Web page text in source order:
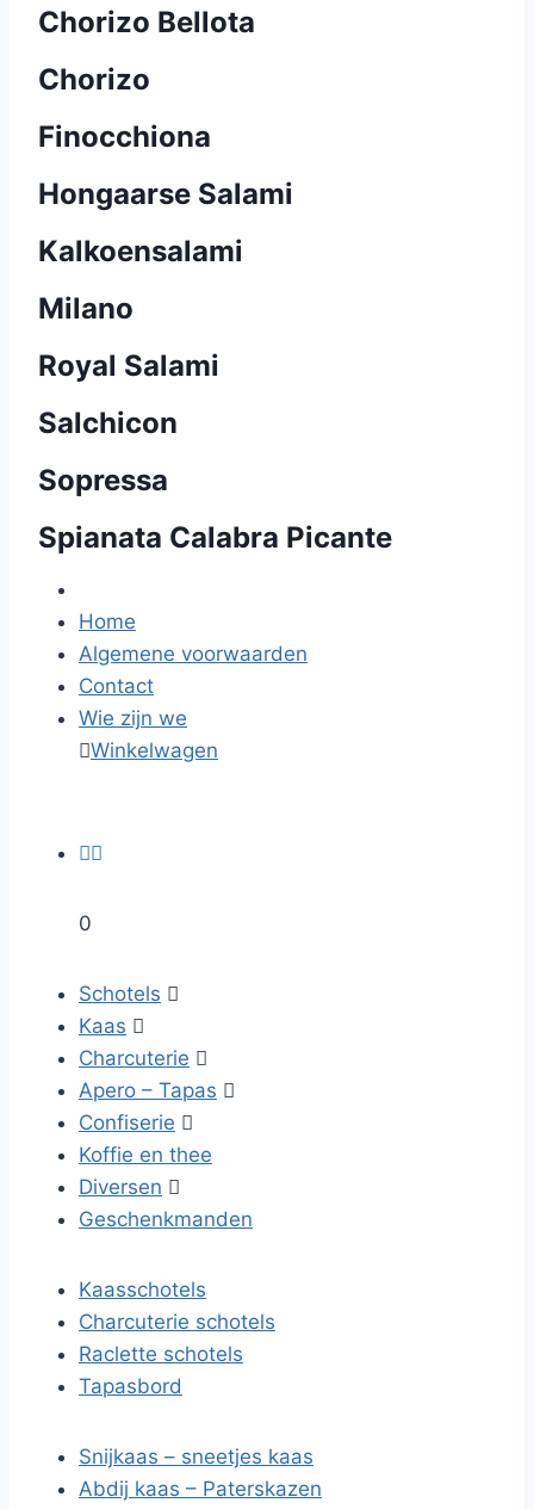
Chorizo Bellota
Chorizo
Finocchiona
Hongaarse Salami
Kalkoensalami
Milano
Royal Salami
Salchicon
Sopressa
Spianata Calabra Picante
Home
Algemene voorwaarden
Contact
Wie zijn we
Winkelwagen

0
Schotels 
Kaas 
Charcuterie 
Apero – Tapas 
Confiserie 
Koffie en thee
Diversen 
Geschenkmanden
Kaasschotels
Charcuterie schotels
Raclette schotels
Tapasbord
Snijkaas – sneetjes kaas
Abdij kaas – Paterskazen